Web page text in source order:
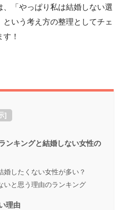
「やっぱり私は結婚しない選
いう考え方の整理としてチェ
！
]
ンキングと結婚しない女性の
婚したくない女性が多い？
いと思う理由のランキング
理由